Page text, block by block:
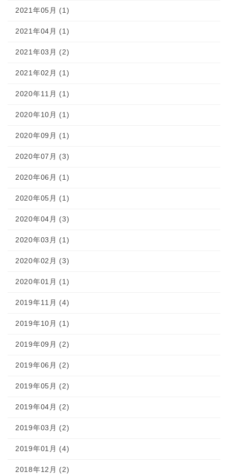
2021年05月 (1)
2021年04月 (1)
2021年03月 (2)
2021年02月 (1)
2020年11月 (1)
2020年10月 (1)
2020年09月 (1)
2020年07月 (3)
2020年06月 (1)
2020年05月 (1)
2020年04月 (3)
2020年03月 (1)
2020年02月 (3)
2020年01月 (1)
2019年11月 (4)
2019年10月 (1)
2019年09月 (2)
2019年06月 (2)
2019年05月 (2)
2019年04月 (2)
2019年03月 (2)
2019年01月 (4)
2018年12月 (2)